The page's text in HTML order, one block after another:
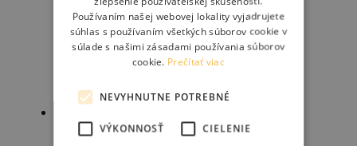
BROOKS Cambium Rubber Grips
Výber možnostíTento
má
BROOKS Slender Leather grips
Používaním našej webovej lokality vyjadrujete
súhlas s používaním všetkých súborov cookie v
súlade s našimi zásadami používania súborov
cookie. Prečítať viac
NEVYHNUTNE POTREBNÉ
VÝKONNOSŤ CIELENIE